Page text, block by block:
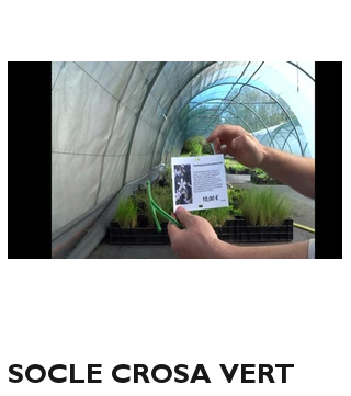
SOCLE CROSA VERT